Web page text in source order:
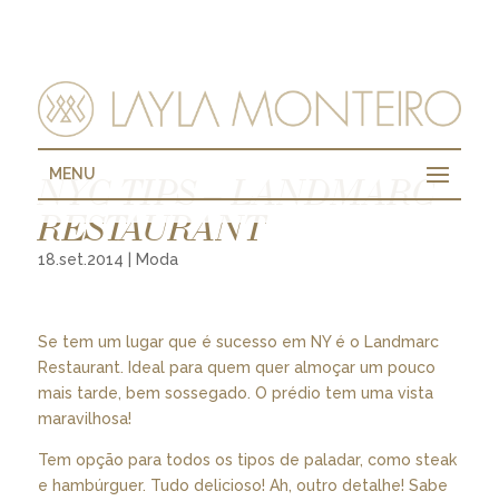
MENU
NYC TIPS – LANDMARC
RESTAURANT
18.set.2014 Moda
Se tem um lugar que é sucesso em NY é o Landmarc
Restaurant. Ideal para quem quer almoçar um pouco
mais tarde, bem sossegado. O prédio tem uma vista
maravilhosa!
Tem opção para todos os tipos de paladar, como steak
e hambúrguer. Tudo delicioso! Ah, outro detalhe! Sabe